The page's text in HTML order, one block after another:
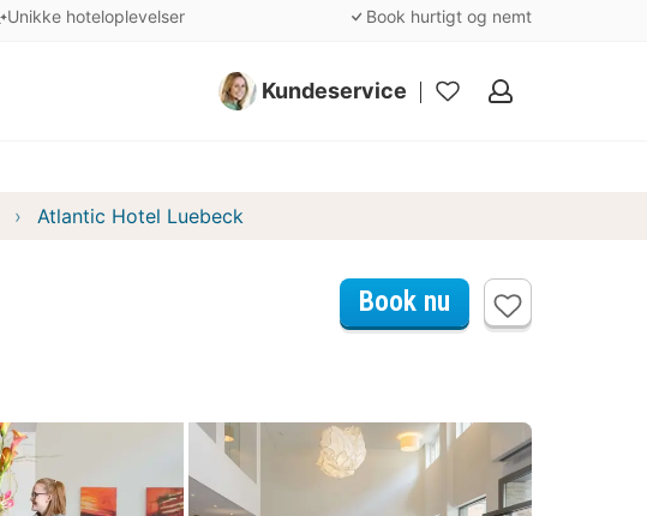
Unikke hoteloplevelser Book hurtigt og nemt
Kundeservice
Mine
Atlantic Hotel Luebeck
Book nu